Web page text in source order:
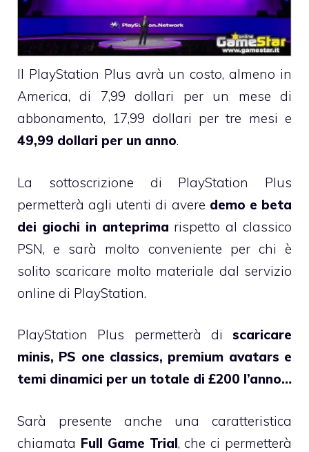
Il PlayStation Plus avrà un costo, almeno in
America, di 7,99 dollari per un mese di
abbonamento, 17,99 dollari per tre mesi e
49,99 dollari per un anno.
La sottoscrizione di PlayStation Plus
permetterà agli utenti di avere demo e beta
dei giochi in anteprima rispetto al classico
PSN, e sarà molto conveniente per chi è
solito scaricare molto materiale dal servizio
online di PlayStation.
PlayStation Plus permetterà di scaricare
minis, PS one classics, premium avatars e
temi dinamici per un totale di £200 l’anno…
Sarà presente anche una caratteristica
chiamata Full Game Trial, che ci permetterà